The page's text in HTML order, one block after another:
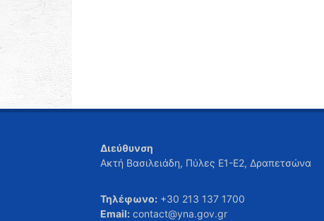
Διεύθυνση
Ακτή Βασιλειάδη, Πύλες Ε1-Ε2, Δραπετσώνα
Τηλέφωνο: +30 213 137 1700
Email: contact@yna.gov.gr